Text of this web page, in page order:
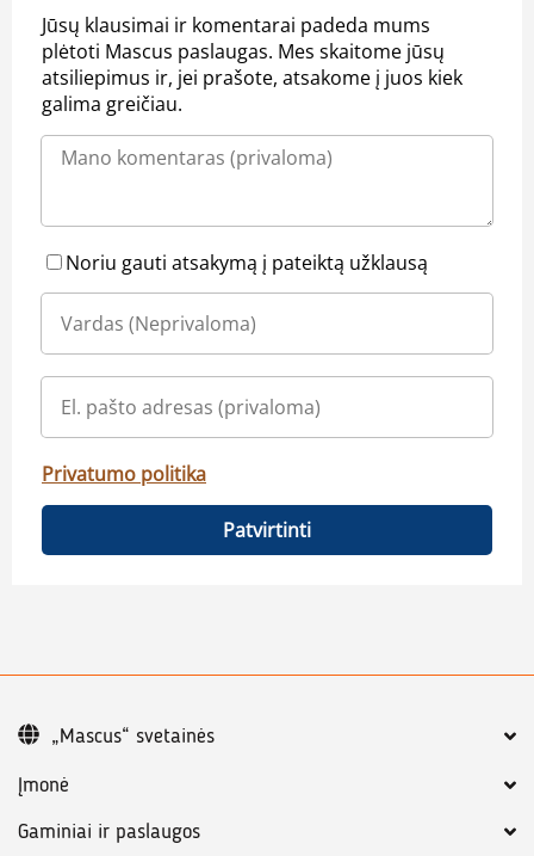
Jūsų klausimai ir komentarai padeda mums
plėtoti Mascus paslaugas. Mes skaitome jūsų
atsiliepimus ir, jei prašote, atsakome į juos kiek
galima greičiau.
Noriu gauti atsakymą į pateiktą užklausą
Privatumo politika
Patvirtinti
Įmonė
Gaminiai ir paslaugos
„Mascus“ svetainės